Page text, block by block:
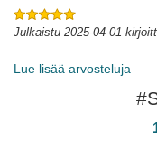
Julkaistu 2025-04-01
Lue lisää arvosteluja